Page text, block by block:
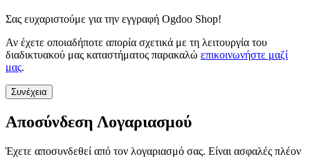
Σας ευχαριστούμε για την εγγραφή Ogdoo Shop!
Αν έχετε οποιαδήποτε απορία σχετικά με τη λειτουργία του
διαδικτυακού μας καταστήματος παρακαλώ επικοινωνήστε μαζί
μας.
Συνέχεια
Αποσύνδεση Λογαριασμού
Έχετε αποσυνδεθεί από τον λογαριασμό σας. Είναι ασφαλές πλέον